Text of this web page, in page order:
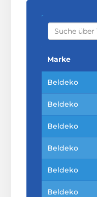
S
A
C
H
Marke
Beldeko
Beldeko
Beldeko
Beldeko
Beldeko
Beldeko